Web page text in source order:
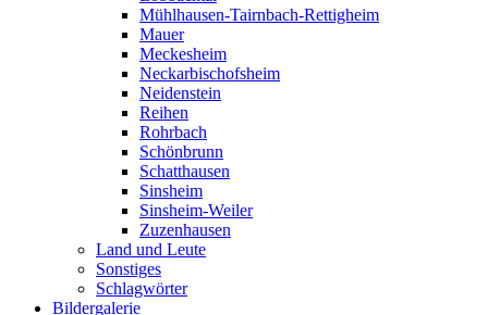
Mühlhausen-Tairnbach-Rettigheim
Mauer
Meckesheim
Neckarbischofsheim
Neidenstein
Reihen
Rohrbach
Schönbrunn
Schatthausen
Sinsheim
Sinsheim-Weiler
Zuzenhausen
Land und Leute
Sonstiges
Schlagwörter
Bildergalerie